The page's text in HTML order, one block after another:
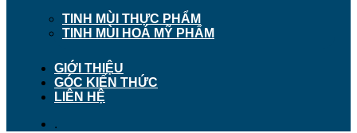
TINH MÙI THỰC PHẨM
TINH MÙI HOÁ MỸ PHẨM
GIỚI THIỆU
GÓC KIẾN THỨC
LIÊN HỆ
.